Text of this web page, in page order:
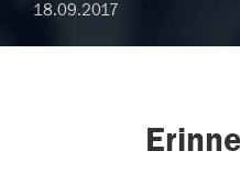
18.09.2017